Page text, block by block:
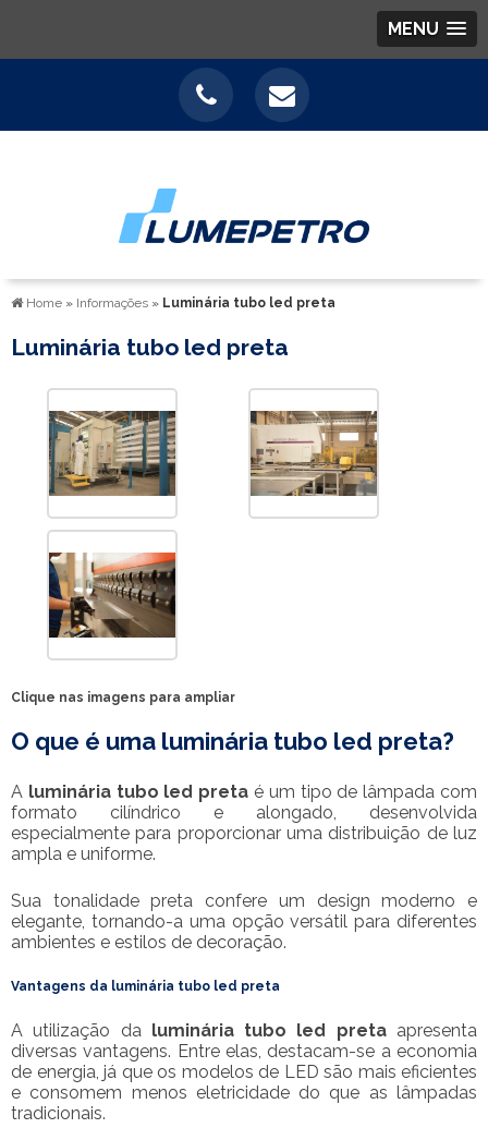
MENU
Home » Informações » Luminária tubo led preta
Luminária tubo led preta
Clique nas imagens para ampliar
O que é uma luminária tubo led preta?
A luminária tubo led preta é um tipo de lâmpada com
formato cilíndrico e alongado, desenvolvida
especialmente para proporcionar uma distribuição de luz
ampla e uniforme.
Sua tonalidade preta confere um design moderno e
elegante, tornando-a uma opção versátil para diferentes
ambientes e estilos de decoração.
Vantagens da luminária tubo led preta
A utilização da luminária tubo led pretaapresenta
diversas vantagens. Entre elas, destacam-se a economia
de energia, já que os modelos de LED são mais eficientes
e consomem menos eletricidade do que as lâmpadas
tradicionais.